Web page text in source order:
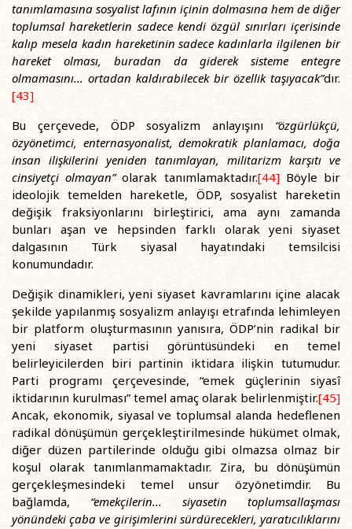
tanımlamasına sosyalist lafının içinin dolmasına hem de diğer
toplumsal hareketlerin sadece kendi özgül sınırları içerisinde
kalıp mesela kadın hareketinin sadece kadınlarla ilgilenen bir
hareket olması, buradan da giderek sisteme entegre
olmamasını... ortadan kaldırabilecek bir özellik taşıyacak”dır.
[43]
Bu çerçevede, ÖDP sosyalizm anlayışını “özgürlükçü,
özyönetimci, enternasyonalist, demokratik planlamacı, doğa
insan ilişkilerini yeniden tanımlayan, militarizm karşıtı ve
cinsiyetçi olmayan”olarak tanımlamaktadır.[44]Böyle bir
ideolojik temelden hareketle, ÖDP, sosyalist hareketin
değişik fraksiyonlarını birleştirici, ama aynı zamanda
bunları aşan ve hepsinden farklı olarak yeni siyaset
dalgasının Türk siyasal hayatındaki temsilcisi
konumundadır.
Değişik dinamikleri, yeni siyaset kavramlarını içine alacak
şekilde yapılanmış sosyalizm anlayışı etrafında lehimleyen
bir platform oluşturmasının yanısıra, ÖDP’nin radikal bir
yeni siyaset partisi görüntüsündeki en temel
belirleyicilerden biri partinin iktidara ilişkin tutumudur.
Parti programı çerçevesinde, “emek güçlerinin siyasî
iktidarının kurulması” temel amaç olarak belirlenmiştir.[45]
Ancak, ekonomik, siyasal ve toplumsal alanda hedeflenen
radikal dönüşümün gerçekleştirilmesinde hükümet olmak,
diğer düzen partilerinde olduğu gibi olmazsa olmaz bir
koşul olarak tanımlanmamaktadır. Zira, bu dönüşümün
gerçekleşmesindeki temel unsur özyönetimdir. Bu
bağlamda, “emekçilerin... siyasetin toplumsallaşması
yönündeki çaba ve girişimlerini sürdürecekleri, yaratıcılıklarını